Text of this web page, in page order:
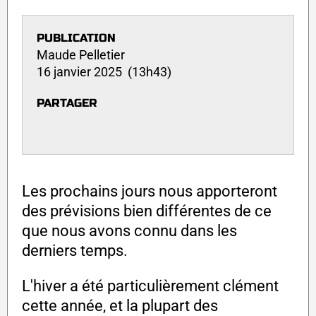
PUBLICATION
Maude Pelletier
16 janvier 2025 (13h43)
PARTAGER
Les prochains jours nous apporteront
des prévisions bien différentes de ce
que nous avons connu dans les
derniers temps.
L'hiver a été particulièrement clément
cette année, et la plupart des